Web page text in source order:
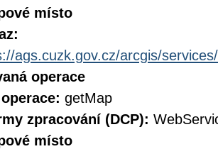
místo
ags.cuzk.gov.cz/arcgis/
operace
getMap
zpracování (DCP):
místo